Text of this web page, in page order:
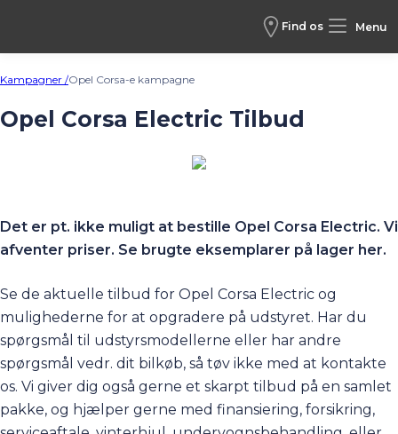
Find os Menu
Kampagner /Opel Corsa-e kampagne
Opel Corsa Electric Tilbud
Det er pt. ikke muligt at bestille Opel Corsa Electric. Vi
afventer priser. Se brugte eksemplarer på lager her.
Se de aktuelle tilbud for Opel Corsa Electric og
mulighederne for at opgradere på udstyret. Har du
spørgsmål til udstyrsmodellerne eller har andre
spørgsmål vedr. dit bilkøb, så tøv ikke med at kontakte
os. Vi giver dig også gerne et skarpt tilbud på en samlet
pakke, og hjælper gerne med finansiering, forsikring,